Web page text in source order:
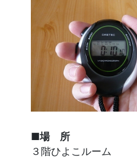
■場 所
３階ひよこルーム